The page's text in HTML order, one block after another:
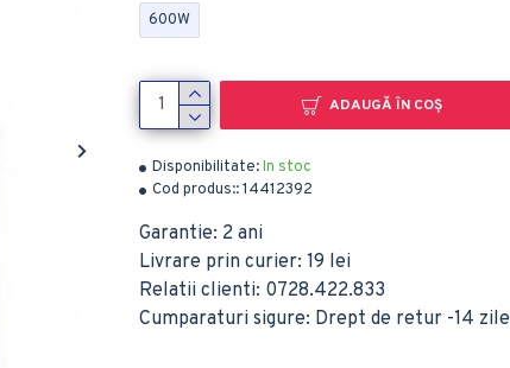
Disponibilitate:In stoc
Cod produs::14412392
600W
ADAUGĂ ÎN COŞ
Garantie: 2 ani
Livrare prin curier: 19 lei
Relatii clienti: 0728.422.833
Cumparaturi sigure: Drept de retur -14 zile